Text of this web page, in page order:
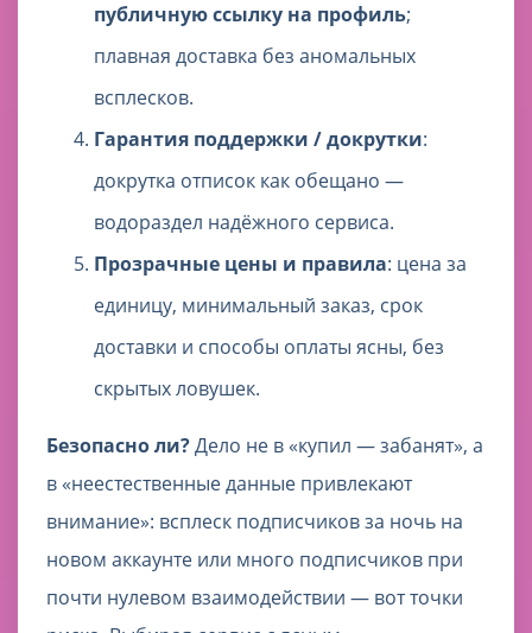
публичную ссылку на профиль;
плавная доставка без аномальных
всплесков.
Гарантия поддержки / докрутки:
докрутка отписок как обещано —
водораздел надёжного сервиса.
Прозрачные цены и правила: цена за
единицу, минимальный заказ, срок
доставки и способы оплаты ясны, без
скрытых ловушек.
Безопасно ли?Дело не в «купил — забанят», а
в «неестественные данные привлекают
внимание»: всплеск подписчиков за ночь на
новом аккаунте или много подписчиков при
почти нулевом взаимодействии — вот точки